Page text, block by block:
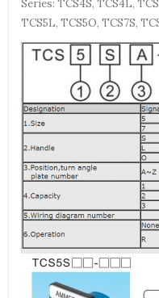
Series: TCS4S, TCS4L,
TCS5L, TCS5O, TCS7S,